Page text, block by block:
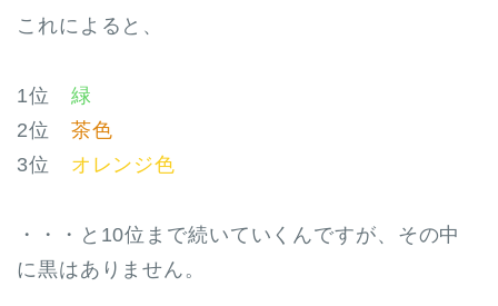
これによると、
1位 緑
2位 茶色
3位 オレンジ色
・・・と10位まで続いていくんですが、その中
に黒はありません。